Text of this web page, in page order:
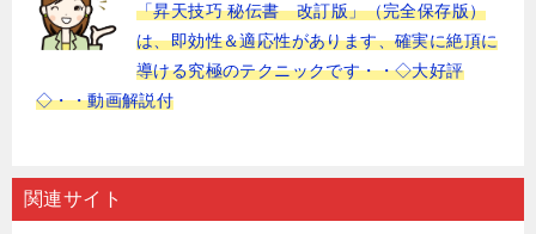
「昇天技巧 秘伝書 改訂版」（完全保存版）
は、即効性＆適応性があります、確実に絶頂に
導ける究極のテクニックです・・◇大好評
◇・・動画解説付
関連サイト